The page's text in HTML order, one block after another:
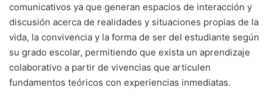
comunicativos ya que generan espacios de interacción y
discusión acerca de realidades y situaciones propias de la
vida, la convivencia y la forma de ser del estudiante según
su grado escolar, permitiendo que exista un aprendizaje
colaborativo a partir de vivencias que articulen
fundamentos teóricos con experiencias inmediatas.